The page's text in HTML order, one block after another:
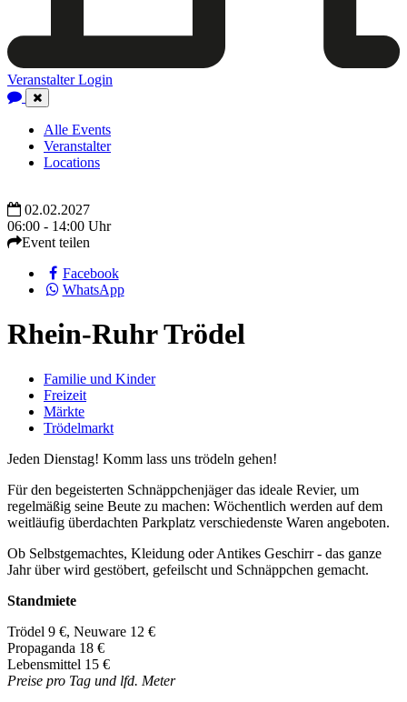
Veranstalter Login
Close
Navigation
Alle Events
Veranstalter
Locations
02.02.2027
06:00 - 14:00 Uhr
Event teilen
Facebook
WhatsApp
Rhein-Ruhr Trödel
Familie und Kinder
Freizeit
Märkte
Trödelmarkt
Jeden Dienstag! Komm lass uns trödeln gehen!
Für den begeisterten Schnäppchenjäger das ideale Revier, um
regelmäßig seine Beute zu machen: Wöchentlich werden auf dem
weitläufig überdachten Parkplatz verschiedenste Waren angeboten.
Ob Selbstgemachtes, Kleidung oder Antikes Geschirr - das ganze
Jahr über wird gestöbert, gefeilscht und Schnäppchen gemacht.
Standmiete
Trödel 9 €, Neuware 12 €
Propaganda 18 €
Lebensmittel 15 €
Preise pro Tag und lfd. Meter